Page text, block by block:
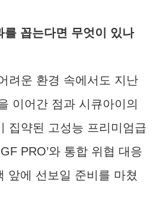
꼽는다면 무엇이 있나
려운 환경 속에서도 지난
이어간 점과 시큐아이의
집약된 고성능 프리미엄급
PRO’와 통합 위협 대응
앞에 선보일 준비를 마쳤